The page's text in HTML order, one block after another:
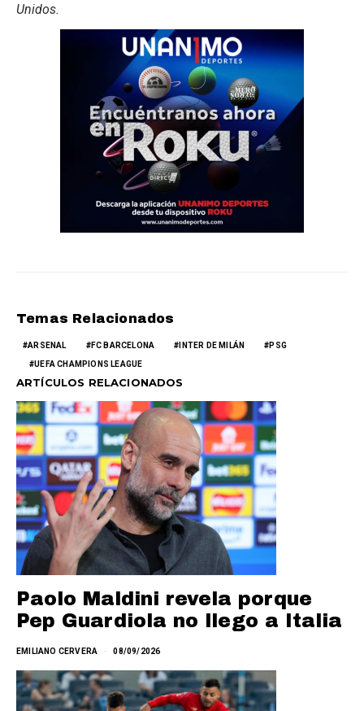
Unidos.
Temas Relacionados
ARSENAL FC BARCELONA INTER DE MILÁN PSG
UEFA CHAMPIONS LEAGUE
ARTÍCULOS RELACIONADOS
Paolo Maldini revela porque
Pep Guardiola no llego a Italia
EMILIANO CERVERA 08/09/2026